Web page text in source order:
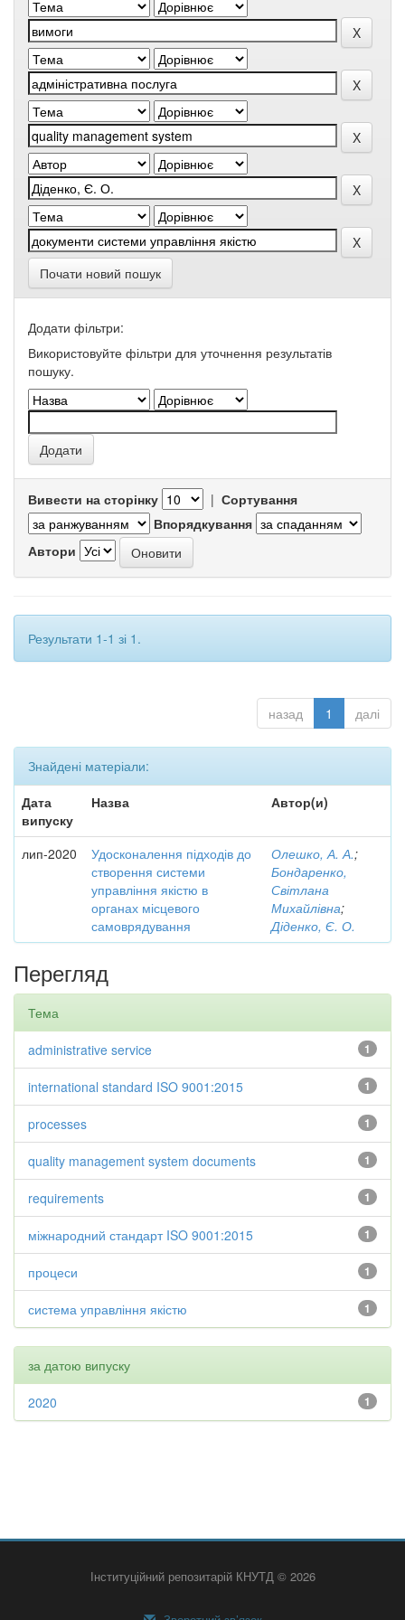
Почати новий пошук
Додати фільтри:
Використовуйте фільтри для уточнення результатів
пошуку.
Вивести на сторінку | Сортування
Впорядкування
Автори
Результати 1-1 зі 1.
назад 1 далі
Знайдені матеріали:
Дата
випуску
Назва Автор(и)
лип-2020
Удосконалення підходів до
створення системи
управління якістю в
органах місцевого
самоврядування
Олешко, А. А.;
Бондаренко,
Світлана
Михайлівна;
Діденко, Є. О.
Перегляд
Тема
1
administrative service
1
international standard ISO 9001:2015
1
processes
1
quality management system documents
1
requirements
1
міжнародний стандарт ISO 9001:2015
1
процеси
1
система управління якістю
за датою випуску
1
2020
Інституційний репозитарій КНУТД © 2026